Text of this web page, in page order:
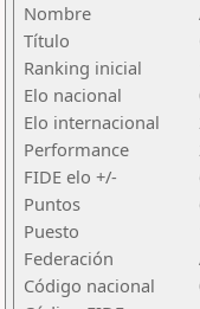
Nombre
Título
Ranking inicial
Elo nacional
Elo internacional
Performance
FIDE elo +/-
Puntos
Puesto
Federación
Código nacional